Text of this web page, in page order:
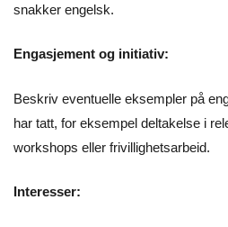
snakker engelsk.
Engasjement og initiativ:
Beskriv eventuelle eksempler på
har tatt, for eksempel deltakelse i
workshops eller frivillighetsarbeid.
Interesser: